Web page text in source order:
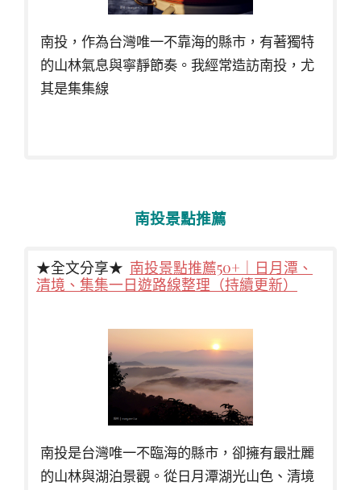
南投，作為台灣唯一不靠海的縣市，有著獨特
的山林氣息與寧靜節奏。我經常造訪南投，尤
其是集集線
南投景點推薦
★全文分享★ 南投景點推薦50+｜日月潭、
清境、集集一日遊路線整理（持續更新）
南投是台灣唯一不臨海的縣市，卻擁有最壯麗
的山林與湖泊景觀。從日月潭湖光山色、清境